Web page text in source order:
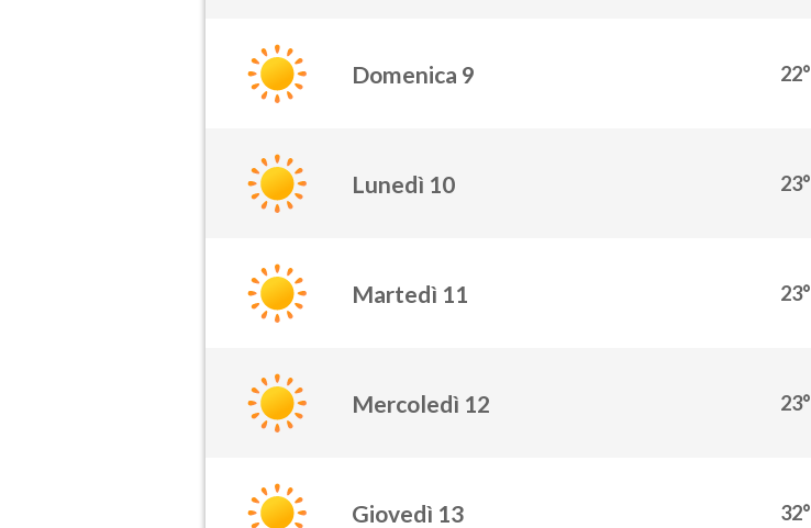
Domenica 9 22°
Lunedì 10 23°
Martedì 11 23°
Mercoledì 12 23°
Giovedì 13 32°